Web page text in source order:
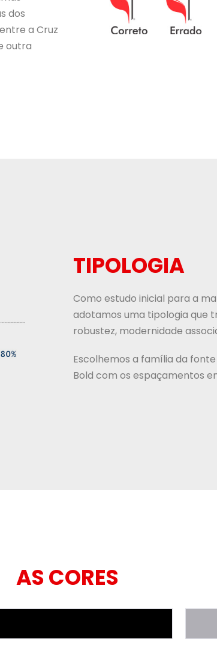
dos
a Cruz
outra
TIPOLOGIA
Como estudo inicial para a
adotamos uma tipologia que
robustez, modernidade
Escolhemos a família da
Bold com os espaçamentos
AS CORES